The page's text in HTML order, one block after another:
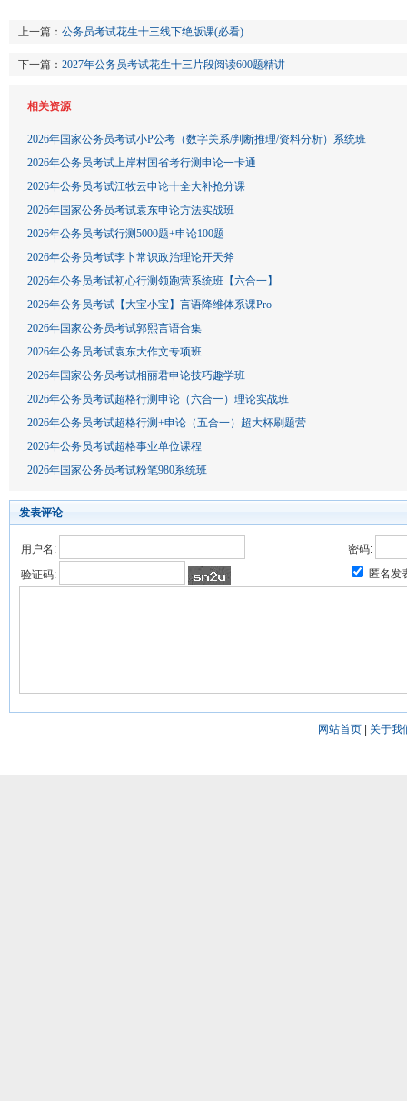
上一篇： 公务员考试花生十三线下绝版课(必看)
下一篇： 2027年公务员考试花生十三片段阅读600题精讲
相关资源
2026年国家公务员考试小P公考（数字关系/判断推理/资料分析）系统班
2026年公务员考试上岸村国省考行测申论一卡通
2026年公务员考试江牧云申论十全大补抢分课
2026年国家公务员考试袁东申论方法实战班
2026年公务员考试行测5000题+申论100题
2026年公务员考试李卜常识政治理论开天斧
2026年公务员考试初心行测领跑营系统班【六合一】
2026年公务员考试【大宝小宝】言语降维体系课Pro
2026年国家公务员考试郭熙言语合集
2026年公务员考试袁东大作文专项班
2026年国家公务员考试相丽君申论技巧趣学班
2026年公务员考试超格行测申论（六合一）理论实战班
2026年公务员考试超格行测+申论（五合一）超大杯刷题营
2026年公务员考试超格事业单位课程
2026年国家公务员考试粉笔980系统班
发表评论
用户名:
密码:
验证码:
匿名发
网站首页| 关于我